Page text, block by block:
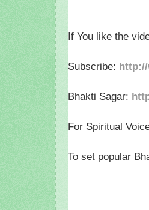
If You like the
Subscribe:
Bhakti Sagar:
For Spiritual
To set popular